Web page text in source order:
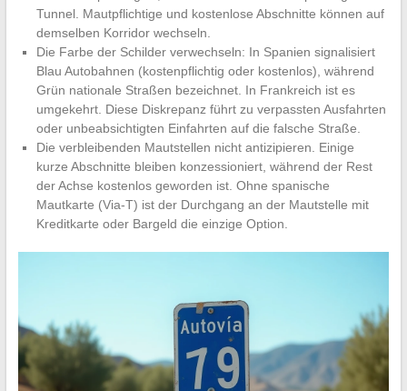
Tunnel. Mautpflichtige und kostenlose Abschnitte können auf
demselben Korridor wechseln.
Die Farbe der Schilder verwechseln: In Spanien signalisiert
Blau Autobahnen (kostenpflichtig oder kostenlos), während
Grün nationale Straßen bezeichnet. In Frankreich ist es
umgekehrt. Diese Diskrepanz führt zu verpassten Ausfahrten
oder unbeabsichtigten Einfahrten auf die falsche Straße.
Die verbleibenden Mautstellen nicht antizipieren. Einige
kurze Abschnitte bleiben konzessioniert, während der Rest
der Achse kostenlos geworden ist. Ohne spanische
Mautkarte (Via-T) ist der Durchgang an der Mautstelle mit
Kreditkarte oder Bargeld die einzige Option.